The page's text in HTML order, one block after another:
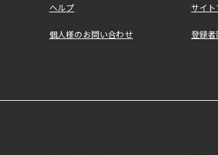
ヘルプ サイ
個人様のお問い合わせ 登録者